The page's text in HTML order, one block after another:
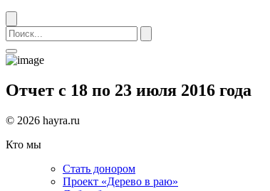
Отчет с 18 по 23 июля 2016 года
© 2026 hayra.ru
Кто мы
Стать донором
Проект «Дерево в раю»